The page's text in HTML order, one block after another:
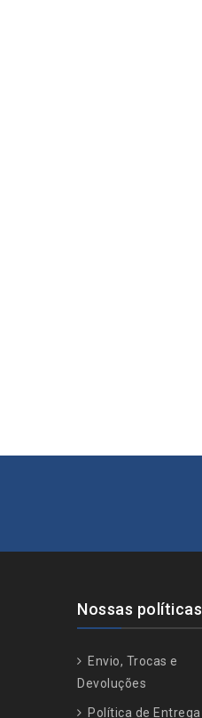
Nossas políticas
Envio, Trocas e
Devoluções
Política de Entrega